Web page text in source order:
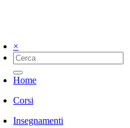
×
Home
Corsi
Insegnamenti